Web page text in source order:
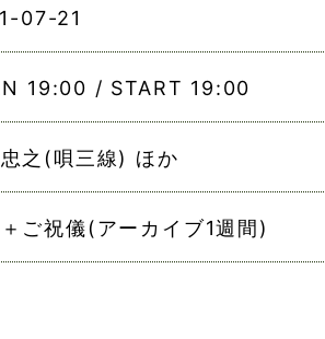
07-21
19:00 / START 19:00
之(唄三線) ほか
ご祝儀(アーカイブ1週間)